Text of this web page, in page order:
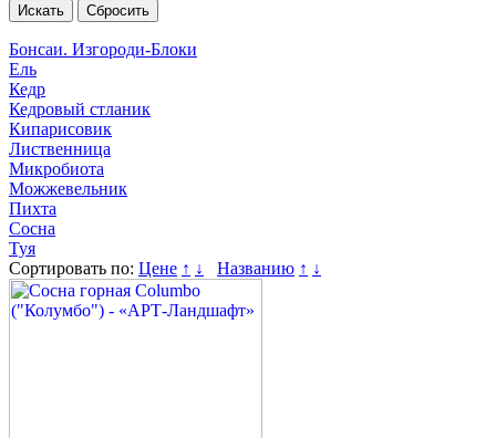
Сбросить
Бонсаи. Изгороди-Блоки
Ель
Кедр
Кедровый стланик
Кипарисовик
Лиственница
Микробиота
Можжевельник
Пихта
Сосна
Туя
Сортировать по: Цене ↑ ↓ Названию ↑ ↓